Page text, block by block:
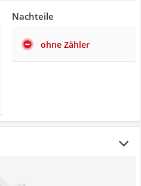
Nachteile
ohne Zähler